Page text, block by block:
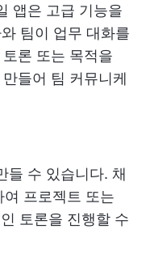
앱은 고급 기능을
팀이 업무 대화를
론 또는 목적을
들어 팀 커뮤니케
들 수 있습니다. 채
프로젝트 또는
토론을 진행할 수